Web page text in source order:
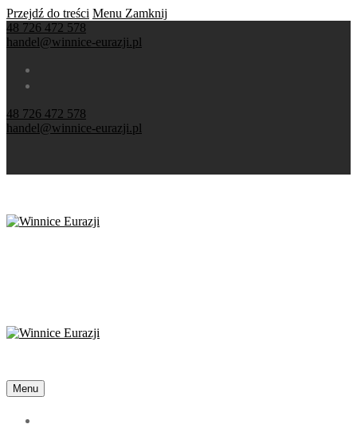
Przejdź do treści Menu Zamknij
48 726 472 578
handel@winnice-eurazji.pl
48 726 472 578
handel@winnice-eurazji.pl
Menu